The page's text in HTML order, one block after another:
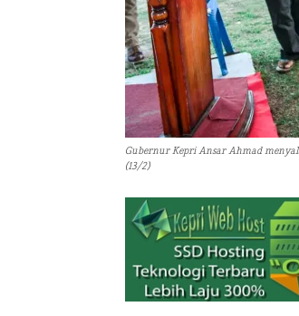
Gubernur Kepri Ansar Ahmad
(13/2)